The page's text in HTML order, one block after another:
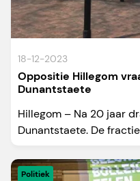
18-12-2023
Oppositie Hillegom
Dunantstaete
Hillegom – Na 20 jaar
Dunantstaete. De
Politiek